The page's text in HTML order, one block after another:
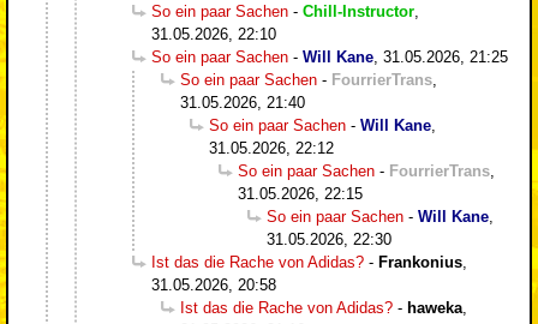
So ein paar Sachen - Chill-Instructor,
31.05.2026, 22:10
So ein paar Sachen - Will Kane, 31.05.2026, 21:25
So ein paar Sachen - FourrierTrans,
31.05.2026, 21:40
So ein paar Sachen - Will Kane,
31.05.2026, 22:12
So ein paar Sachen - FourrierTrans,
31.05.2026, 22:15
So ein paar Sachen - Will Kane,
31.05.2026, 22:30
Ist das die Rache von Adidas? - Frankonius,
31.05.2026, 20:58
Ist das die Rache von Adidas? - haweka,